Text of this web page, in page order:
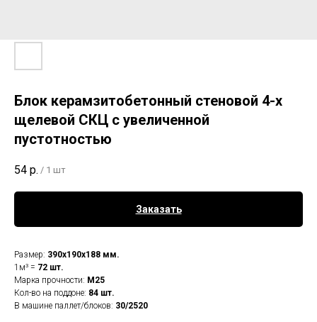
Блок керамзитобетонный стеновой 4-х
щелевой СКЦ с увеличенной
пустотностью
54 р. / 1 шт
Заказать
Размер: 390х190х188 мм.
1м³ = 72 шт.
Марка прочности: М25
Кол-во на поддоне: 84 шт.
В машине паллет/блоков: 30/2520